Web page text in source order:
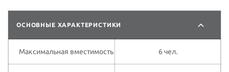
ОСНОВНЫЕ ХАРАКТЕРИСТИКИ
Максимальная вместимость 6 чел.